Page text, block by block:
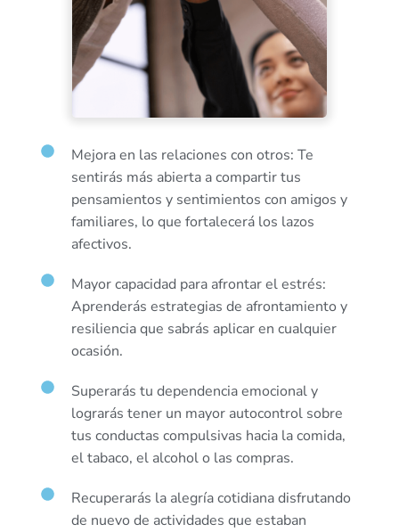
Mejora en las relaciones con otros: Te
sentirás más abierta a compartir tus
pensamientos y sentimientos con amigos y
familiares, lo que fortalecerá los lazos
afectivos.
Mayor capacidad para afrontar el estrés:
Aprenderás estrategias de afrontamiento y
resiliencia que sabrás aplicar en cualquier
ocasión.
Superarás tu dependencia emocional y
lograrás tener un mayor autocontrol sobre
tus conductas compulsivas hacia la comida,
el tabaco, el alcohol o las compras.
Recuperarás la alegría cotidiana disfrutando
de nuevo de actividades que estaban